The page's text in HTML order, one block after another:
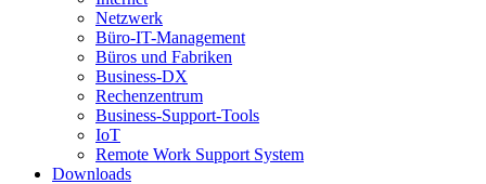
Netzwerk
Büro-IT-Management
Büros und Fabriken
Business-DX
Rechenzentrum
Business-Support-Tools
IoT
Remote Work Support System
Downloads